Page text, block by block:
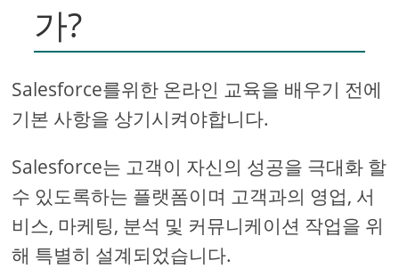
가?
Salesforce를위한 온라인 교육을 배우기 전에
기본 사항을 상기시켜야합니다.
Salesforce는 고객이 자신의 성공을 극대화 할
수 있도록하는 플랫폼이며 고객과의 영업, 서
비스, 마케팅, 분석 및 커뮤니케이션 작업을 위
해 특별히 설계되었습니다.